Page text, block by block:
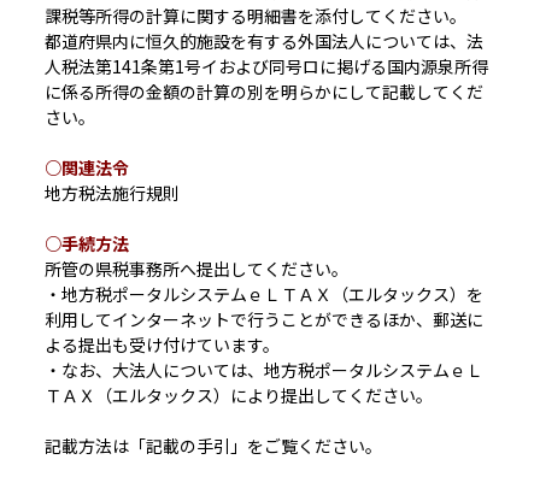
課税等所得の計算に関する明細書を添付してください。
都道府県内に恒久的施設を有する外国法人については、法
人税法第141条第1号イおよび同号ロに掲げる国内源泉所得
に係る所得の金額の計算の別を明らかにして記載してくだ
さい。
○関連法令
地方税法施行規則
○手続方法
所管の県税事務所へ提出してください。
・地方税ポータルシステムｅＬＴＡＸ（エルタックス）を
利用してインターネットで行うことができるほか、郵送に
よる提出も受け付けています。
・なお、大法人については、地方税ポータルシステムｅＬ
ＴＡＸ（エルタックス）により提出してください。
記載方法は「記載の手引」をご覧ください。